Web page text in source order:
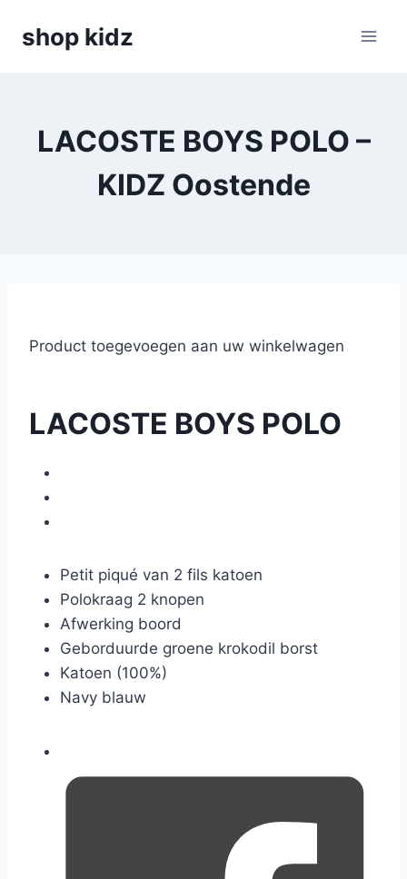
shop kidz
LACOSTE BOYS POLO –
KIDZ Oostende
Product toegevoegen aan uw winkelwagen
LACOSTE BOYS POLO
Petit piqué van 2 fils katoen
Polokraag 2 knopen
Afwerking boord
Geborduurde groene krokodil borst
Katoen (100%)
Navy blauw